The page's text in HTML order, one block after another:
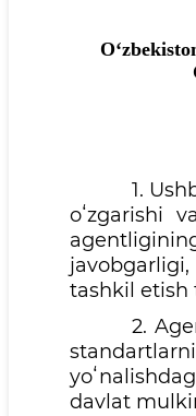
1.
oʻzgarishi
tashkil etish
2.
davlat